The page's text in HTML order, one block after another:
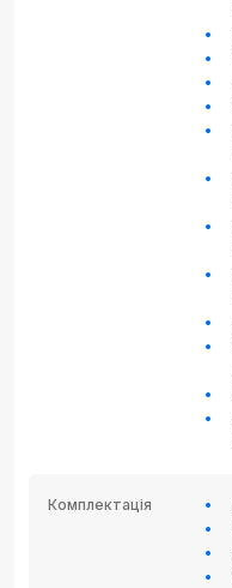
Комплектація